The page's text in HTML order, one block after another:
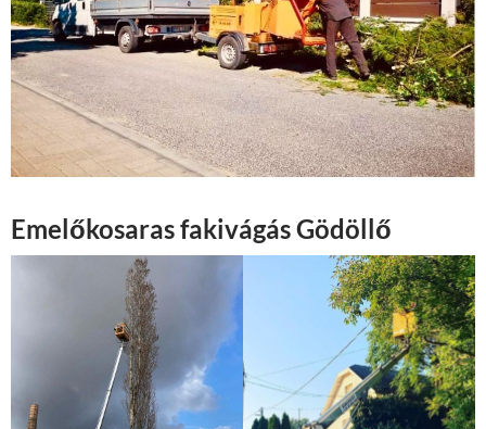
Emelőkosaras fakivágás Gödöllő